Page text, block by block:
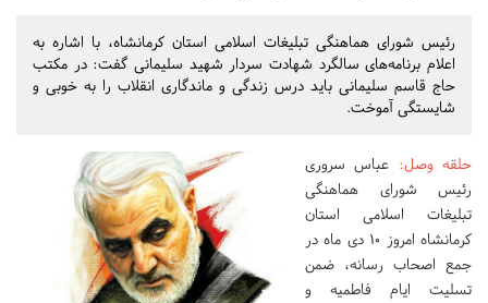
رئیس شورای هماهنگی تبلیغات اسلامی استان کرمانشاه، با اشاره به
اعلام برنامه‌های سالگرد شهادت سردار شهید سلیمانی گفت: در مکتب
حاج قاسم سلیمانی باید درس زندگی و ماندگاری انقلاب را به خوبی و
شایستگی آموخت.
حلقه وصل: عباس سروری
رئیس شورای هماهنگی
تبلیغات اسلامی استان
کرمانشاه امروز 10 دی ماه در
جمع اصحاب رسانه، ضمن
تسلیت ایام فاطمیه و